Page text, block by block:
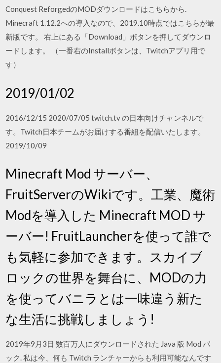
Conquest ReforgedのMODダウンロードはこちらから.
Minecraft 1.12.2への導入なので、2019.10時点ではこちらが最
新版です。 右上にある「Download」ボタンを押してダウンロ
ードします。 （一番右のInstallボタンは、Twitchアプリ用で
す）
2019/01/02
2016/12/15 2020/07/05 twitch.tv の日本向けチャンネルで
す。Twitch日本チームがお届けする番組を配信いたします。
2019/10/09
Minecraft Mod サーバー、
FruitServerのWikiです。工業、魔術
Modを導入した Minecraft MOD サ
ーバー! FruitLauncherを使って誰で
も気軽に参加できます。スカイブ
ロックの世界を舞台に、MODの力
を使ってバニラとは一味違う新た
な生活に挑戦しましょう!
2019年9月3日 数百万人にダウンロードされた Java 版 Mod パ
ック. 私は今、何も Twitch ランチャーからも利用可能なんです